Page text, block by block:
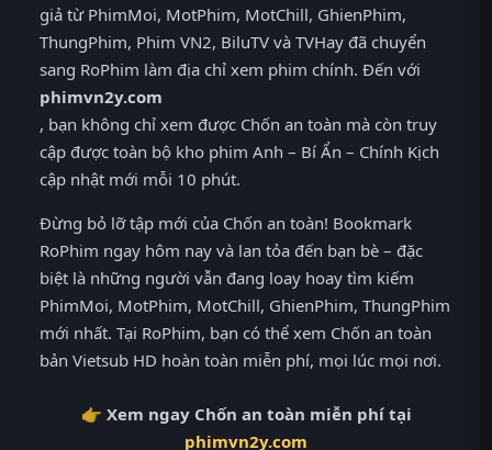
giả từ PhimMoi, MotPhim, MotChill, GhienPhim,
ThungPhim, Phim VN2, BiluTV và TVHay đã chuyển
sang RoPhim làm địa chỉ xem phim chính. Đến với
phimvn2y.com
, bạn không chỉ xem được Chốn an toàn mà còn truy
cập được toàn bộ kho phim Anh – Bí Ẩn – Chính Kịch
cập nhật mới mỗi 10 phút.
Đừng bỏ lỡ tập mới của Chốn an toàn! Bookmark
RoPhim ngay hôm nay và lan tỏa đến bạn bè – đặc
biệt là những người vẫn đang loay hoay tìm kiếm
PhimMoi, MotPhim, MotChill, GhienPhim, ThungPhim
mới nhất. Tại RoPhim, bạn có thể xem Chốn an toàn
bản Vietsub HD hoàn toàn miễn phí, mọi lúc mọi nơi.
👉 Xem ngay Chốn an toàn miễn phí tại
phimvn2y.com